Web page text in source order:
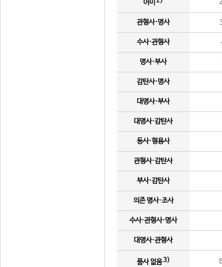
어미
관형사·명사
수사·관형사
명사·부사
감탄사·명사
대명사·부사
대명사·감탄사
동사·형용사
관형사·감탄사
부사·감탄사
의존 명사·조사
수사·관형사·명사
대명사·관형사
품사 없음3)